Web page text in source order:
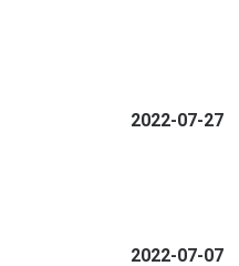
2022-07-27
2022-07-07